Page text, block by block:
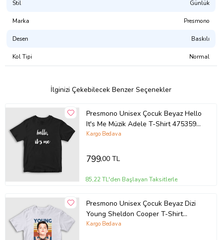
sertifikalı, CPSIA uyumlu, GOTS onaylı, Su Bazlı Pigment Boya)
Tasarımı Şu Ürünlerde Satın Alabilirsiniz:
Erkek Tişört
Kadın Tişört
Çocuk Kapşonlu Sweatshirt
Kapşonlu Sweatshirt
Fermuarlı Kapşonlu Sweatshirt
Ürün Kodu:kcm34691247
Stil Günlük
Marka Presmono
Desen Baskılı
Kol Tipi Normal
İlginizi Çekebilecek Benzer Seçenekler
Presmono Unisex Çocuk Beyaz Hello
It's Me Müzik Adele T-Shirt 475359tt
(Siyah)
Kargo Bedava
799,00 TL
85,22 TL'den Başlayan Taksitlerle
Presmono Unisex Çocuk Beyaz Dizi
Young Sheldon Cooper T-Shirt
507949tt
Kargo Bedava